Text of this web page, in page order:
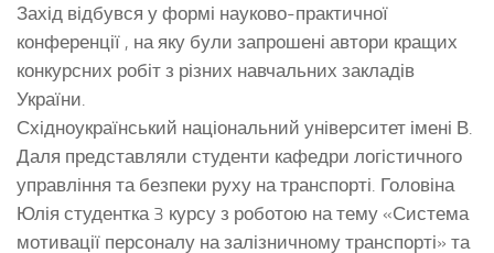
Захід відбувся у формі науково-практичної
конференції , на яку були запрошені автори кращих
конкурсних робіт з різних навчальних закладів
України.
Східноукраїнський національний університет імені В.
Даля представляли студенти кафедри логістичного
управління та безпеки руху на транспорті. Головіна
Юлія студентка 3 курсу з роботою на тему «Система
мотивації персоналу на залізничному транспорті» та